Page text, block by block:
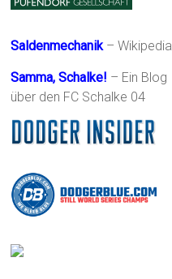
Saldenmechanik– Wikipedia
Samma, Schalke! – Ein Blog
über den FC Schalke 04